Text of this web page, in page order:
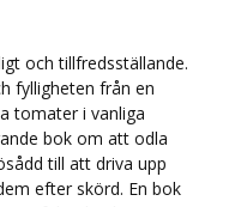
och tillfredsställande.
fylligheten från en
tomater i vanliga
bok om att odla
till att driva upp
efter skörd. En bok